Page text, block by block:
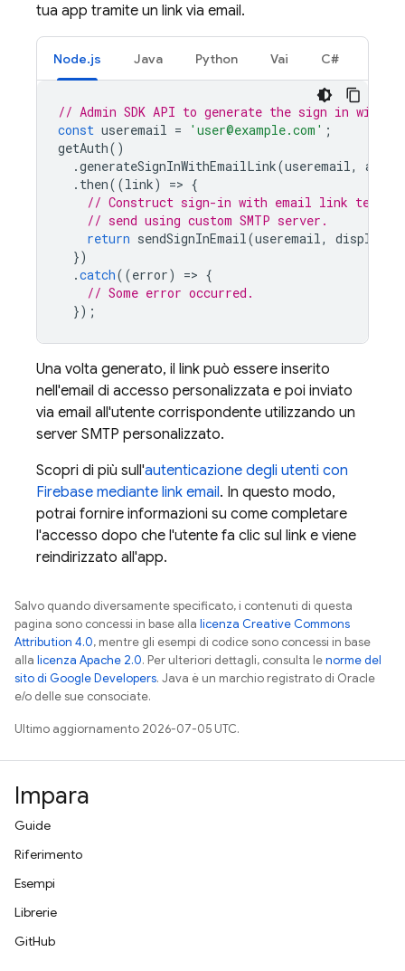
tua app tramite un link via email.
Node.js Java Python Vai C#
// Admin SDK API to generate the sign in with
const useremail = 'user@example.com' ;
getAuth()
.generateSignInWithEmailLink(useremail,
. then((link) => {
// Construct sign-in with email link
// send using custom SMTP server.
return sendSignInEmail(useremail,
})
.catch((error) => {
// Some error occurred.
});
Una volta generato, il link può essere inserito
nell'email di accesso personalizzata e poi inviato
via email all'utente corrispondente utilizzando un
server SMTP personalizzato.
Scopri di più sull'autenticazione degli utenti con
Firebase mediante link email. In questo modo,
potrai fornire informazioni su come completare
l'accesso dopo che l'utente fa clic sul link e viene
reindirizzato all'app.
Salvo quando diversamente specificato, i contenuti di questa
pagina sono concessi in base alla licenza Creative Commons
Attribution 4.0, mentre gli esempi di codice sono concessi in base
alla licenza Apache 2.0. Per ulteriori dettagli, consulta lenorme del
sito di Google Developers. Java è un marchio registrato di Oracle
e/o delle sue consociate.
Ultimo aggiornamento 2026-07-05 UTC.
Impara
Guide
Riferimento
Esempi
Librerie
GitHub